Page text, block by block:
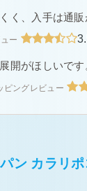
く、入手は通販
ー
開がほしいです
ピングレビュー
ン カラリ